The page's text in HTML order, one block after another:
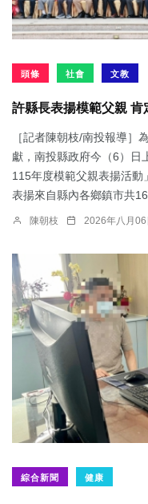
頭條 社會 文教
許縣長表揚模範父親 肯
［記者陳朝枝/南投報導］
獻，南投縣政府今（6）日
115年度模範父親表揚活動
表揚來自縣內各鄉鎮市共16
陳朝枝 2026年八月06
綜合新聞 健康